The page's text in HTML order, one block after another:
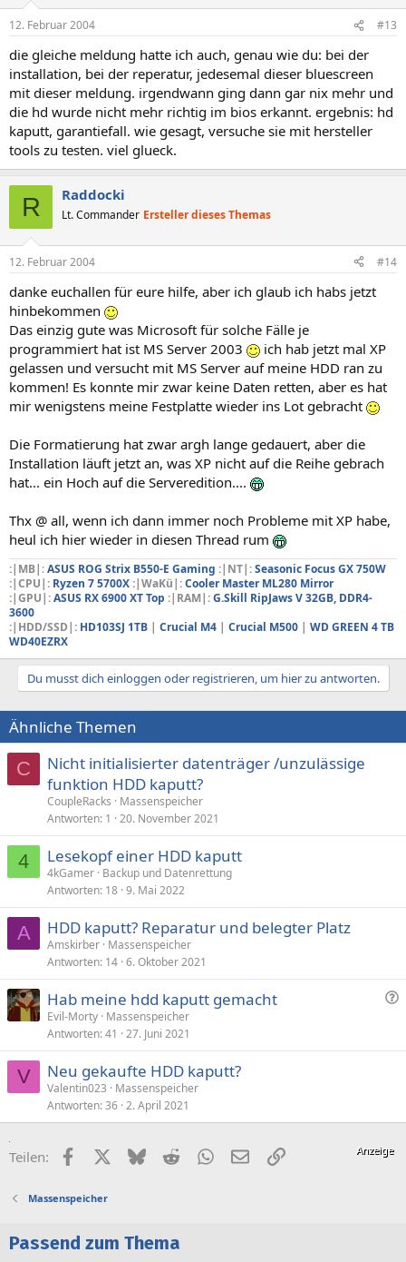
12. Februar 2004 #13
die gleiche meldung hatte ich auch, genau wie du: bei der
installation, bei der reperatur, jedesemal dieser bluescreen
mit dieser meldung. irgendwann ging dann gar nix mehr und
die hd wurde nicht mehr richtig im bios erkannt. ergebnis: hd
kaputt, garantiefall. wie gesagt, versuche sie mit hersteller
tools zu testen. viel glueck.
R Raddocki
Lt. Commander Ersteller dieses Themas
12. Februar 2004 #14
danke euchallen für eure hilfe, aber ich glaub ich habs jetzt
hinbekommen
Das einzig gute was Microsoft für solche Fälle je
programmiert hat ist MS Server 2003
ich hab jetzt mal XP
gelassen und versucht mit MS Server auf meine HDD ran zu
kommen! Es konnte mir zwar keine Daten retten, aber es hat
mir wenigstens meine Festplatte wieder ins Lot gebracht
Die Formatierung hat zwar argh lange gedauert, aber die
Installation läuft jetzt an, was XP nicht auf die Reihe gebrach
hat... ein Hoch auf die Serveredition....
Thx @ all, wenn ich dann immer noch Probleme mit XP habe,
heul ich hier wieder in diesen Thread rum
:|MB| :ASUS ROG Strix B550-E Gaming :|NT|:Seasonic Focus GX 750W
:|CPU|: Ryzen 7 5700X :|WaKü|:Cooler Master ML280 Mirror
:|GPU|:ASUS RX 6900 XT Top :|RAM|:G.Skill RipJaws V 32GB, DDR4-
3600
:|HDD/SSD|: HD103SJ 1TB | Crucial M4 | Crucial M500 | WD GREEN 4 TB
WD40EZRX
Du musst dich einloggen oder registrieren, um hier zu antworten.
Ähnliche Themen
C
Nicht initialisierter datenträger /unzulässige
funktion HDD kaputt?
CoupleRacks
Massenspeicher
Antworten 1 20. November 2021
4 Lesekopf einer HDD kaputt
4kGamer Backup und Datenrettung
Antworten 18 9. Mai 2022
A HDD kaputt? Reparatur und belegter Platz
Amskirber Massenspeicher
Antworten 14 6. Oktober 2021
F
g
Hab meine hdd kaputt gemacht
Evil-Morty Massenspeicher
Antworten 41 27. Juni 2021
V Neu gekaufte HDD kaputt?
Valentin023
Massenspeicher
Antworten 36 2. April 2021
Teilen: FacebookX (Twitter)
BlueskyRedditWhatsApp
E-MailLink
Massenspeicher
Passend zum Thema